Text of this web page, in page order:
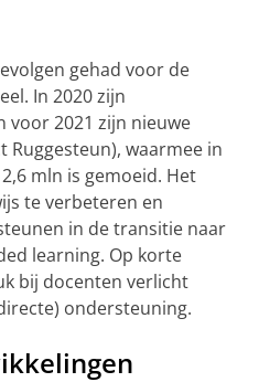
gehad voor de
In 2020 zijn
voor 2021 zijn nieuwe
Ruggesteun), waarmee in
mln is gemoeid. Het
te verbeteren en
in de transitie naar
learning. Op korte
bij docenten verlicht
ondersteuning.